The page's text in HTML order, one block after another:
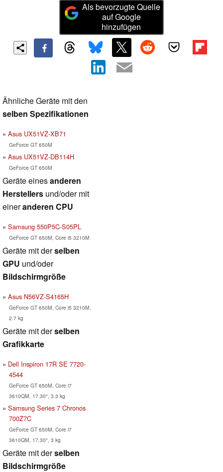
Als bevorzugte Quelle
auf Google
hinzufügen
Ähnliche Geräte mit den
selben Spezifikationen
Asus UX51VZ-XB71
GeForce GT 650M
Asus UX51VZ-DB114H
GeForce GT 650M
Geräte einesanderen
Herstellers und/oder mit
eineranderen CPU
Samsung 550P5C-S05PL
GeForce GT 650M, Core i5 3210M
Geräte mit derselben
GPU und/oder
Bildschirmgröße
Asus N56VZ-S4165H
GeForce GT 650M, Core i5 3210M,
2.7 kg
Geräte mit derselben
Grafikkarte
Dell Inspiron 17R SE 7720-
4544
GeForce GT 650M, Core i7
3610QM, 17.30", 3.3 kg
Samsung Series 7 Chronos
700Z7C
GeForce GT 650M, Core i7
3610QM, 17.30", 3 kg
Geräte mit derselben
Bildschirmgröße